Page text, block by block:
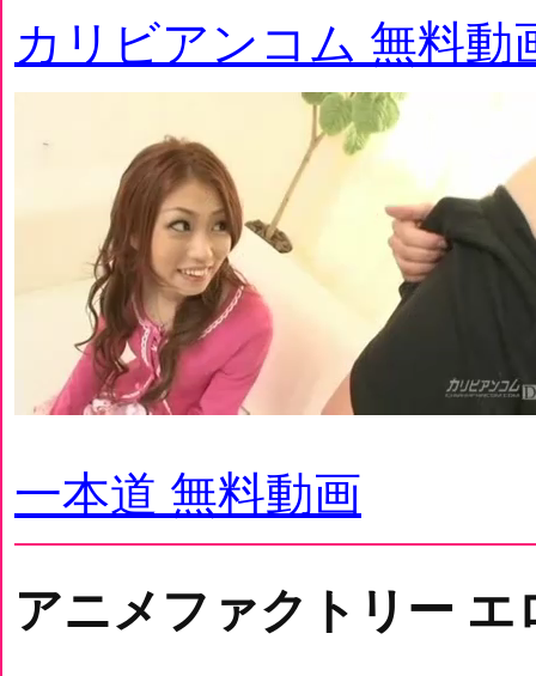
カリビアンコム 無料動
一本道 無料動画
アニメファクトリー